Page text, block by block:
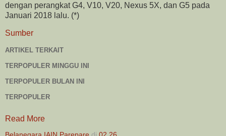
dengan perangkat G4, V10, V20, Nexus 5X, dan G5 pada
Januari 2018 lalu. (*)
Sumber
ARTIKEL TERKAIT
TERPOPULER MINGGU INI
TERPOPULER BULAN INI
TERPOPULER
Read More